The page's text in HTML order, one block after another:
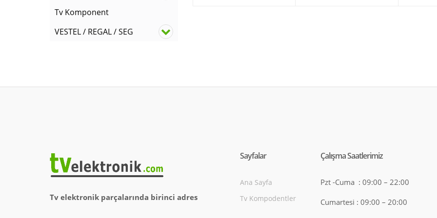
Tv Komponent
VESTEL / REGAL / SEG
Tv elektronik parçalarında birinci adres
Sayfalar
Ana Sayfa
Tv Kompodentler
Çalışma Saatlerimiz
Pzt -Cuma : 09:00 – 22:00
Cumartesi : 09:00 – 20:00